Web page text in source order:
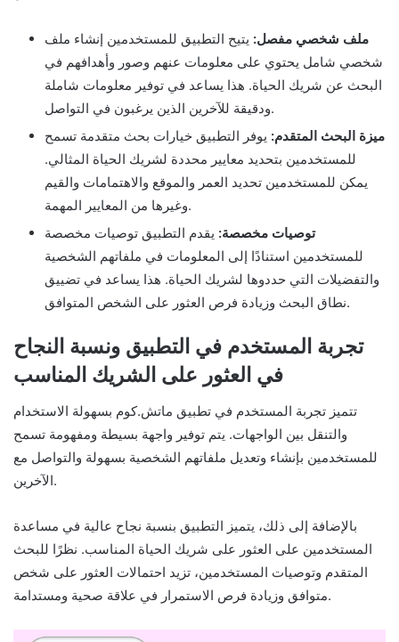
ملف شخصي مفصل: يتيح التطبيق للمستخدمين إنشاء ملف
شخصي شامل يحتوي على معلومات عنهم وصور وأهدافهم في
البحث عن شريك الحياة. هذا يساعد في توفير معلومات شاملة
ودقيقة للآخرين الذين يرغبون في التواصل.
ميزة البحث المتقدم: يوفر التطبيق خيارات بحث متقدمة تسمح
للمستخدمين بتحديد معايير محددة لشريك الحياة المثالي.
يمكن للمستخدمين تحديد العمر والموقع والاهتمامات والقيم
وغيرها من المعايير المهمة.
توصيات مخصصة: يقدم التطبيق توصيات مخصصة
للمستخدمين استنادًا إلى المعلومات في ملفاتهم الشخصية
والتفضيلات التي حددوها لشريك الحياة. هذا يساعد في تضييق
نطاق البحث وزيادة فرص العثور على الشخص المتوافق.
تجربة المستخدم في التطبيق ونسبة النجاح
في العثور على الشريك المناسب
تتميز تجربة المستخدم في تطبيق ماتش.كوم بسهولة الاستخدام
والتنقل بين الواجهات. يتم توفير واجهة بسيطة ومفهومة تسمح
للمستخدمين بإنشاء وتعديل ملفاتهم الشخصية بسهولة والتواصل مع
الآخرين.
بالإضافة إلى ذلك، يتميز التطبيق بنسبة نجاح عالية في مساعدة
المستخدمين على العثور على شريك الحياة المناسب. نظرًا للبحث
المتقدم وتوصيات المستخدمين، تزيد احتمالات العثور على شخص
متوافق وزيادة فرص الاستمرار في علاقة صحية ومستدامة.